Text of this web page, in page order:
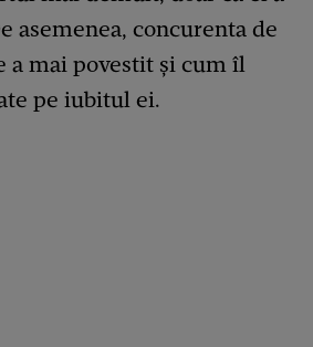
asemenea, concurenta de
a mai povestit și cum îl
pe iubitul ei.